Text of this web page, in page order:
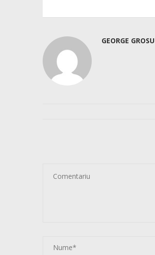
GEORGE GROSU